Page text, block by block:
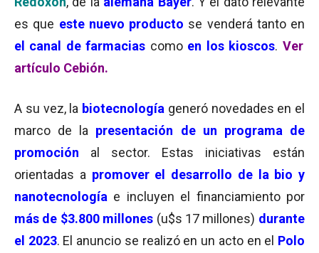
es que este nuevo producto se venderá tanto en
el canal de farmacias como en los kioscos. Ver
artículo Cebión.
A su vez, la biotecnología generó novedades en el
marco de la presentación de un programa de
promoción al sector. Estas iniciativas están
orientadas a promover el desarrollo de la bio y
nanotecnología e incluyen el financiamiento por
más de $3.800 millones (u$s 17 millones) durante
el 2023. El anuncio se realizó en un acto en el Polo